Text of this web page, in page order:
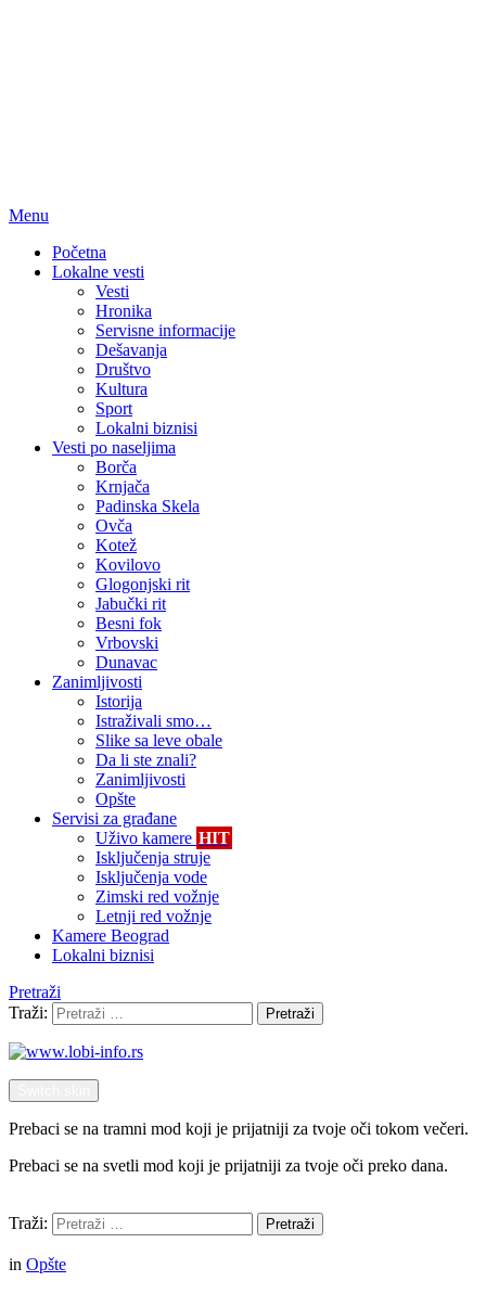
Menu
Početna
Lokalne vesti
Vesti
Hronika
Servisne informacije
Dešavanja
Društvo
Kultura
Sport
Lokalni biznisi
Vesti po naseljima
Borča
Krnjača
Padinska Skela
Ovča
Kotež
Kovilovo
Glogonjski rit
Jabučki rit
Besni fok
Vrbovski
Dunavac
Zanimljivosti
Istorija
Istraživali smo…
Slike sa leve obale
Da li ste znali?
Zanimljivosti
Opšte
Servisi za građane
Uživo kamere HIT
Isključenja struje
Isključenja vode
Zimski red vožnje
Letnji red vožnje
Kamere Beograd
Lokalni biznisi
Pretraži
Traži:
Pretraži
Prebaci se na tramni mod koji je prijatniji za tvoje oči tokom večeri.
Prebaci se na svetli mod koji je prijatniji za tvoje oči preko dana.
Traži:
Pretraži
in Opšte